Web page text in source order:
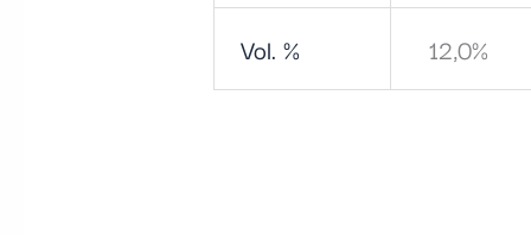
Vol. % 12,0%